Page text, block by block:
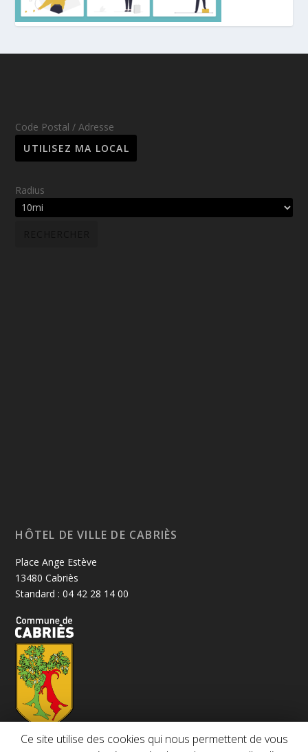
Code Postal / Adresse
Radius
HÔTEL DE VILLE DE CABRIÈS
Place Ange Estève
13480 Cabriès
Standard : 04 42 28 14 00
Ce site utilise des cookies qui nous permettent de vous